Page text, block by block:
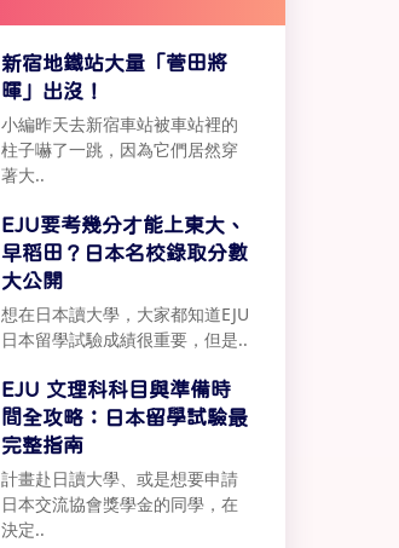
新宿地鐵站大量「菅田將
暉」出沒！
小編昨天去新宿車站被車站裡的
柱子嚇了一跳，因為它們居然穿
著大..
EJU要考幾分才能上東大、
早稻田？日本名校錄取分數
大公開
想在日本讀大學，大家都知道EJU
日本留學試驗成績很重要，但是..
EJU 文理科科目與準備時
間全攻略：日本留學試驗最
完整指南
計畫赴日讀大學、或是想要申請
日本交流協會獎學金的同學，在
決定..